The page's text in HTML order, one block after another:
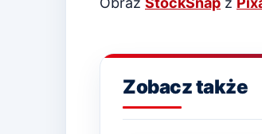
Zobacz także